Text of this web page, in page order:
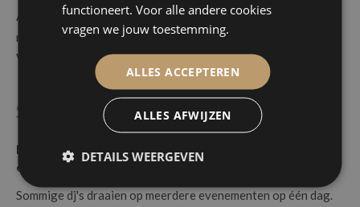
Apparatuur kan uitvallen. Een professionele dj heeft
reservemateriaal bij en een plan B voor als er iets misgaat.
Vraag concreet wat er in zijn of haar koffer zit als back-up.
Samenwerking en contract
Draai je exclusief op ons feest of ook op andere
evenementen die dag?
Sommige dj's draaien op meerdere evenementen op één dag.
functioneert. Voor alle andere cookies
vragen we jouw toestemming.
ALLES ACCEPTEREN
ALLES AFWIJZEN
DETAILS WEERGEVEN